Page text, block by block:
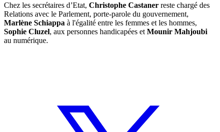
Chez les secrétaires d’Etat, Christophe Castaner reste chargé des
Relations avec le Parlement, porte-parole du gouvernement,
Marlène Schiappa à l'égalité entre les femmes et les hommes,
Sophie Cluzel, aux personnes handicapées et Mounir Mahjoubi
au numérique.